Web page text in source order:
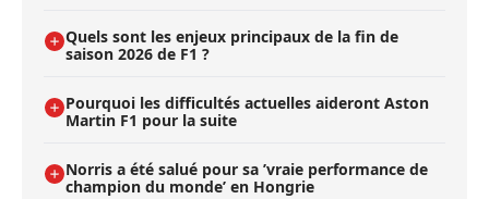
Quels sont les enjeux principaux de la fin de
saison 2026 de F1 ?
Pourquoi les difficultés actuelles aideront Aston
Martin F1 pour la suite
Norris a été salué pour sa ’vraie performance de
champion du monde’ en Hongrie